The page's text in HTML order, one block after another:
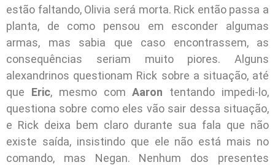
estão faltando, Olivia será morta. Rick então passa a
planta, de como pensou em esconder algumas
armas, mas sabia que caso encontrassem, as
consequências seriam muito piores. Alguns
alexandrinos questionam Rick sobre a situação, até
que Eric, mesmo comAaron tentando impedi-lo,
questiona sobre como eles vão sair dessa situação,
e Rick deixa bem claro durante sua fala que não
existe saída, insistindo que ele não está mais no
comando, mas Negan. Nenhum dos presentes